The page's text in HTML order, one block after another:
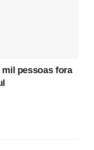
mil pessoas fora